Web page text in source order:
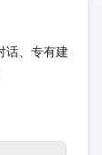
话、专有建